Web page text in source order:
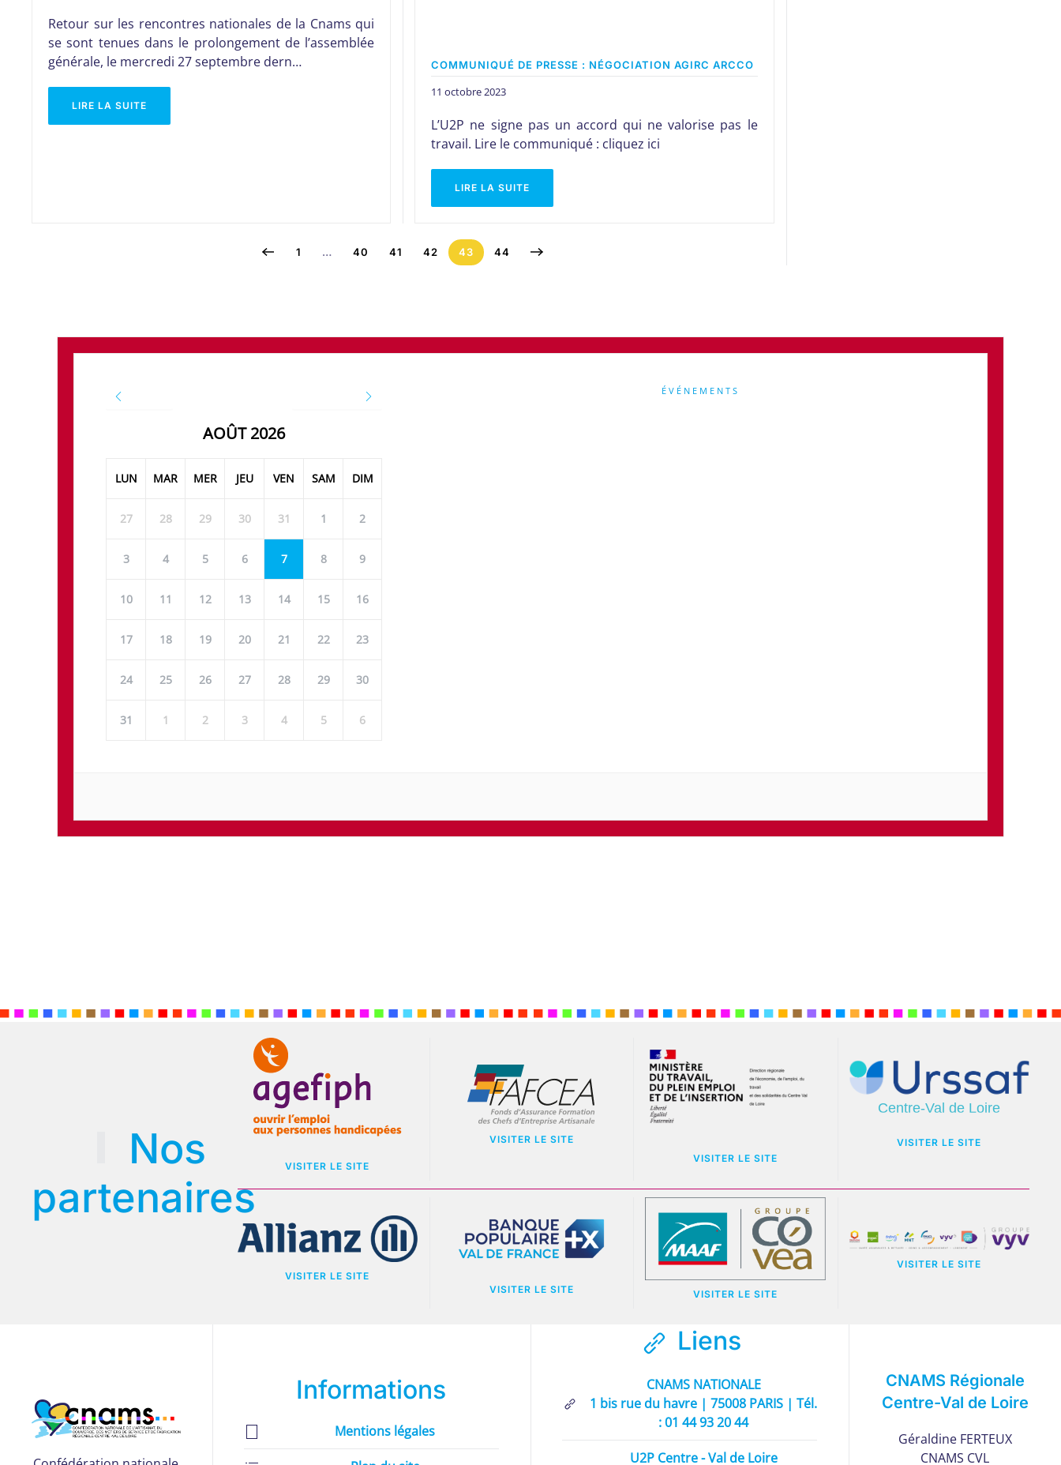
Retour sur les rencontres nationales de la Cnams qui
se sont tenues dans le prolongement de l’assemblée
générale, le mercredi 27 septembre dern…
LIRE LA SUITE
COMMUNIQUÉ DE PRESSE : NÉGOCIATION AGIRC ARCCO
11 octobre 2023
L’U2P ne signe pas un accord qui ne valorise pas le
travail. Lire le communiqué : cliquez ici
LIRE LA SUITE
1 … 40 41 42 43 44
AOÛT 2026
LUN MAR MER JEU VEN SAM DIM
27 28 29 30 31 1 2
3 4 5 6 7 8 9
10 11 12 13 14 15 16
17 18 19 20 21 22 23
24 25 26 27 28 29 30
31 1 2 3 4 5 6
ÉVÉNEMENTS
Nos
partenaires
VISITER LE SITE
VISITER LE SITE
VISITER LE SITE
VISITER LE SITE
VISITER LE SITE
VISITER LE SITE
VISITER LE SITE
VISITER LE SITE
Informations
Mentions légales
Liens
CNAMS NATIONALE
1 bis rue du havre | 75008 PARIS | Tél.
: 01 44 93 20 44
U2P Centre - Val de Loire
CNAMS Régionale
Centre-Val de Loire
Géraldine FERTEUX
CNAMS CVL